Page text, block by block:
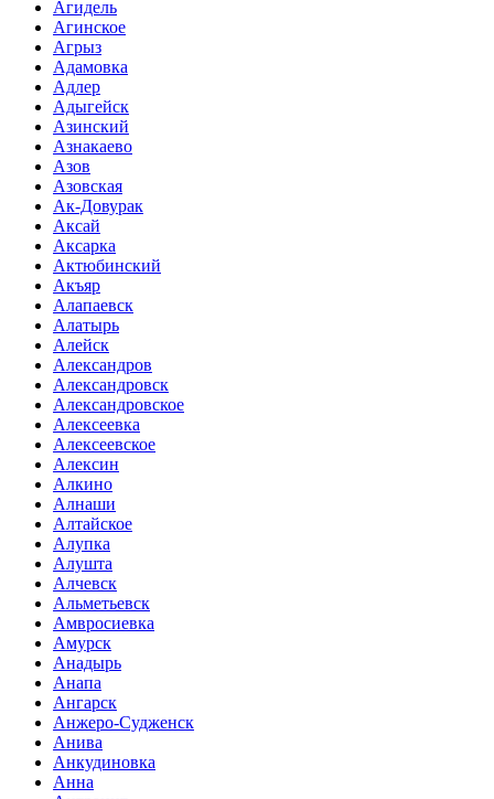
Агидель
Агинское
Агрыз
Адамовка
Адлер
Адыгейск
Азинский
Азнакаево
Азов
Азовская
Ак-Довурак
Аксай
Аксарка
Актюбинский
Акъяр
Алапаевск
Алатырь
Алейск
Александров
Александровск
Александровское
Алексеевка
Алексеевское
Алексин
Алкино
Алнаши
Алтайское
Алупка
Алушта
Алчевск
Альметьевск
Амвросиевка
Амурск
Анадырь
Анапа
Ангарск
Анжеро-Судженск
Анива
Анкудиновка
Анна